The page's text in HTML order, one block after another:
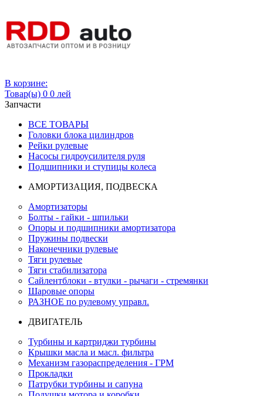
В корзине:
Товар(ы) 0 0 лей
Запчасти
ВСЕ ТОВАРЫ
Головки блока цилиндров
Рейки рулевые
Насосы гидроусилителя руля
Подшипники и ступицы колеса
АМОРТИЗАЦИЯ, ПОДВЕСКА
Амортизаторы
Болты - гайки - шпильки
Опоры и подшипники амортизатора
Пружины подвески
Наконечники рулевые
Тяги рулевые
Тяги стабилизатора
Сайлентблоки - втулки - рычаги - стремянки
Шаровые опоры
РАЗНОЕ по рулевому управл.
ДВИГАТЕЛЬ
Турбины и картриджи турбины
Крышки масла и масл. фильтра
Механизм газораспределения - ГРМ
Прокладки
Патрубки турбины и сапуна